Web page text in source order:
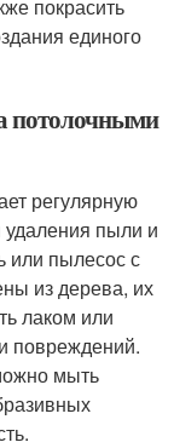
покрасить
единого
потолочными
регулярную
пыли и
или пылесос с
из дерева, их
лаком или
повреждений.
мыть